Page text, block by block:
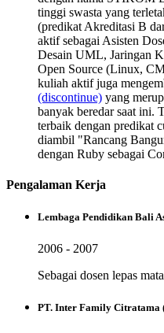
tinggi swasta yang
(predikat Akreditasi B
aktif sebagai Asisten
Desain UML, Jaringan
Open Source (Linux,
kuliah aktif juga
(discontinue) yang
banyak beredar saat ini.
terbaik dengan predikat
diambil "Rancang
dengan Ruby sebagai
Pengalaman Kerja
Lembaga Pendidikan Bali
2006 - 2007
Sebagai dosen lepas
PT. Inter Family Citratama